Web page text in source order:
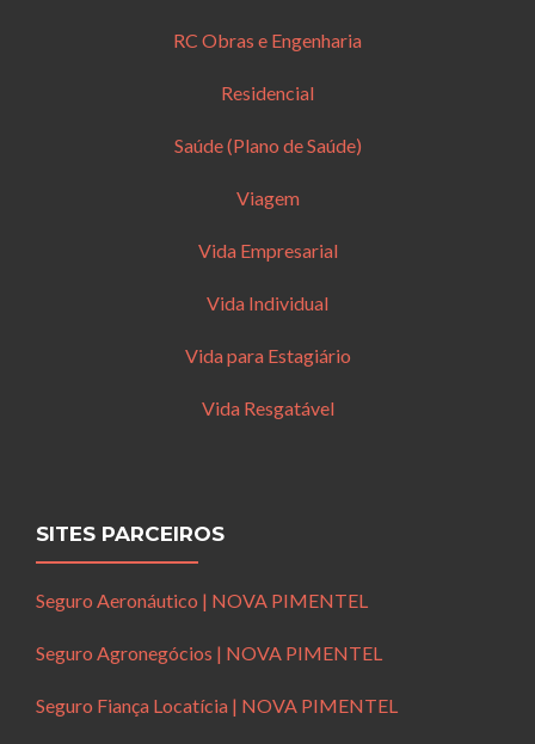
RC Obras e Engenharia
Residencial
Saúde (Plano de Saúde)
Viagem
Vida Empresarial
Vida Individual
Vida para Estagiário
Vida Resgatável
SITES PARCEIROS
Seguro Aeronáutico | NOVA PIMENTEL
Seguro Agronegócios | NOVA PIMENTEL
Seguro Fiança Locatícia | NOVA PIMENTEL